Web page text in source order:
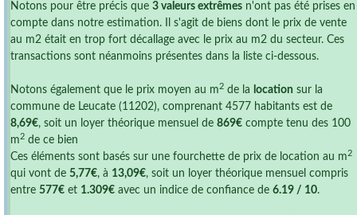
Notons pour être précis que 3 valeurs extrêmes n'ont pas été prises en
compte dans notre estimation. Il s'agit de biens dont le prix de vente
au m2 était en trop fort décallage avec le prix au m2 du secteur. Ces
transactions sont néanmoins présentes dans la liste ci-dessous.
Notons également que le prix moyen au m 2 de la location sur la
commune de Leucate (11202), comprenant 4577 habitants est de
8,69€, soit un loyer théorique mensuel de 869€ compte tenu des 100
m 2 de ce bien
Ces éléments sont basés sur une fourchette de prix de location au m 2
qui vont de 5,77€, à 13,09€, soit un loyer théorique mensuel compris
entre 577€ et 1.309€ avec un indice de confiance de 6.19 / 10.